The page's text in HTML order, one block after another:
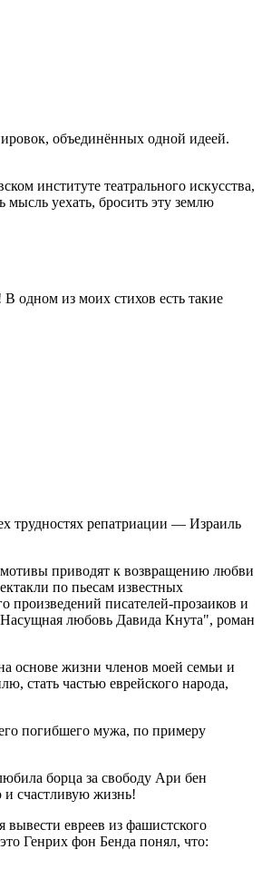
объединённых одной идеей.
институте театрального искусства,
мысль уехать, бросить эту землю
одном из моих стихов есть такие
трудностях репатриации — Израиль
приводят к возвращению любви
по пьесам известных
произведений писателей-прозаиков и
любовь Давида Кнута", роман
основе жизни членов моей семьи и
стать частью еврейского народа,
погибшего мужа, по примеру
борца за свободу Ари бен
и счастливую жизнь!
вывести евреев из фашистского
Генрих фон Бенда понял, что: